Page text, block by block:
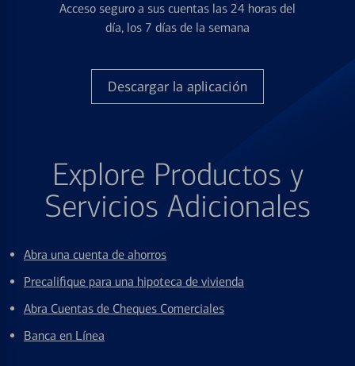
Acceso seguro a sus cuentas las 24 horas del
día, los 7 días de la semana
Descargar la aplicación
Explore Productos y
Servicios Adicionales
Abra una cuenta de ahorros
Precalifique para una hipoteca de vivienda
Abra Cuentas de Cheques Comerciales
Banca en Línea